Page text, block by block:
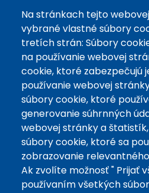
Záložné batérie
Päta
Na stránkach tejto
vybrané vlastné súbory
tretích strán: Súbory
na používanie webovej
cookie, ktoré zabezpečujú
používanie webovej
súbory cookie, ktoré
generovanie súhrnných
webovej stránky a
súbory cookie, ktoré sa
zobrazovanie
Ak zvolíte možnosť " Prijať
používaním všetkých